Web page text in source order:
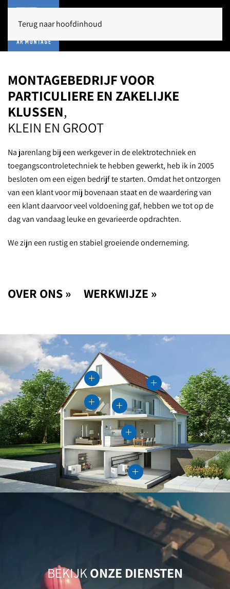
Terug naar hoofdinhoud
MONTAGEBEDRIJF VOOR
PARTICULIERE EN ZAKELIJKE
KLUSSEN,
KLEIN EN GROOT
Na jarenlang bij een werkgever in de elektrotechniek en
toegangscontroletechniek te hebben gewerkt, heb ik in 2005
besloten om een eigen bedrijf te starten. Omdat het ontzorgen
van een klant voor mij bovenaan staat en de waardering van
een klant daarvoor veel voldoening gaf, hebben we tot op de
dag van vandaag leuke en gevarieerde opdrachten.
We zijn een rustig en stabiel groeiende onderneming.
OVER ONS » WERKWIJZE »
BEKIJKONZE DIENSTEN